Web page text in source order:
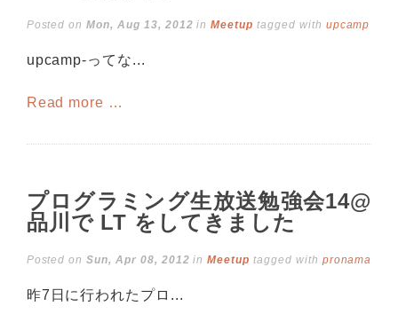
Posted onMon, Aug 13, 2012 inMeetup tagged with upcamp
upcamp-ってな...
Read more …
プログラミング生放送勉強会14@
品川で LT をしてきました
Posted onSun, Apr 08, 2012 inMeetup tagged with pronama
昨7日に行われたプロ...